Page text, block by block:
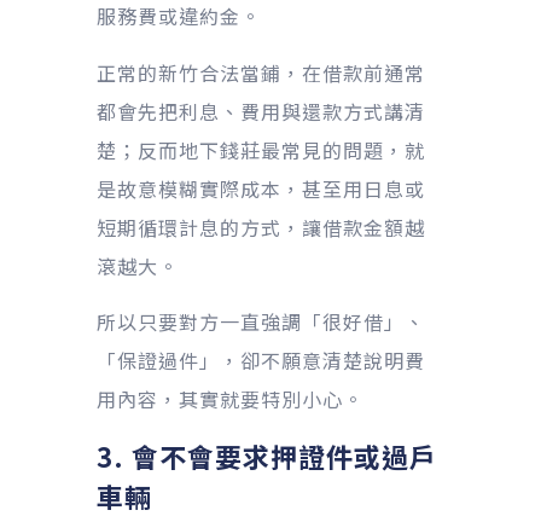
服務費或違約金。
正常的新竹合法當鋪，在借款前通常
都會先把利息、費用與還款方式講清
楚；反而地下錢莊最常見的問題，就
是故意模糊實際成本，甚至用日息或
短期循環計息的方式，讓借款金額越
滾越大。
所以只要對方一直強調「很好借」、
「保證過件」，卻不願意清楚說明費
用內容，其實就要特別小心。
3. 會不會要求押證件或過戶
車輛